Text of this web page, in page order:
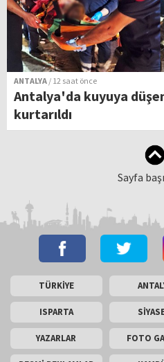
ANTALYA / 12 saat önce
Antalya'da kuyuya
kurtarıldı
Sayfa
TÜRKİYE
ISPARTA
YAZARLAR FOTO